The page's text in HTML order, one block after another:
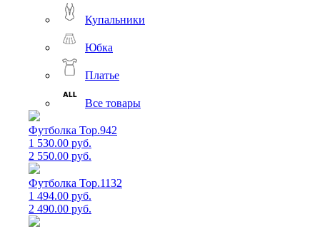
Купальники
Юбка
Платье
Все товары
Футболка Top.942
1 530.00 руб.
2 550.00 руб.
Футболка Top.1132
1 494.00 руб.
2 490.00 руб.